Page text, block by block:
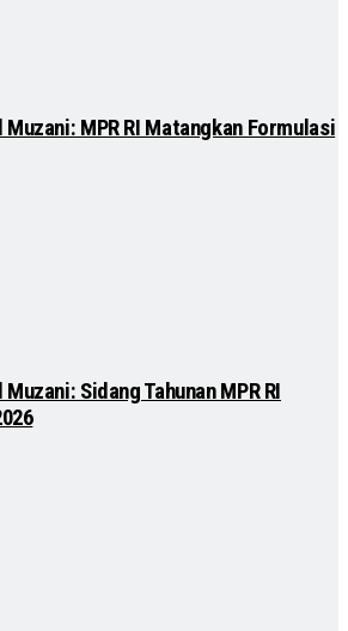
Muzani: MPR RI Matangkan Formulasi
Sidang Tahunan MPR RI